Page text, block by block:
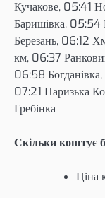
Кучакове, 05:41
Баришівка,
Березань, 06:12
км, 06:37
06:58
07:21 Паризька
Гребінка
Скільки коштує
Ціна